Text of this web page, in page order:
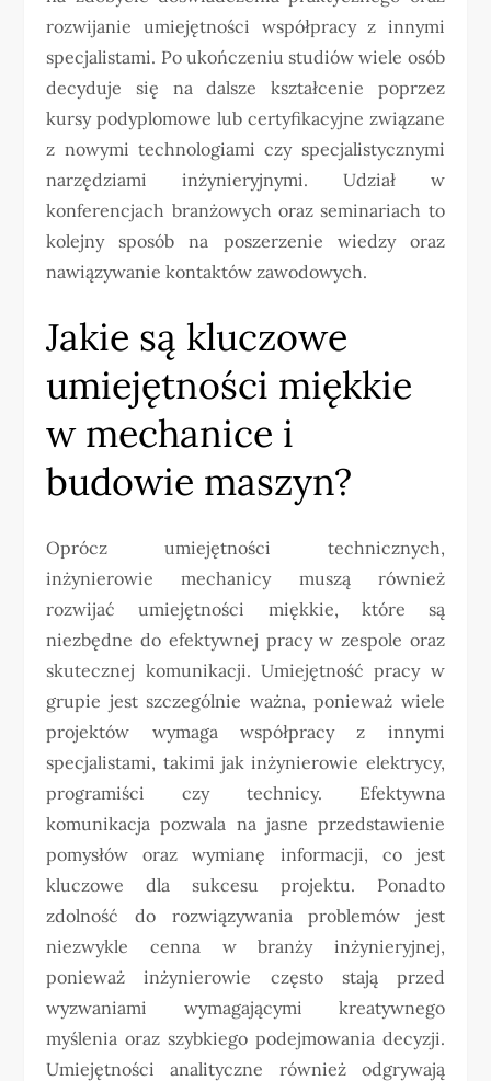
rozwijanie umiejętności współpracy z innymi
specjalistami. Po ukończeniu studiów wiele osób
decyduje się na dalsze kształcenie poprzez
kursy podyplomowe lub certyfikacyjne związane
z nowymi technologiami czy specjalistycznymi
narzędziami inżynieryjnymi. Udział w
konferencjach branżowych oraz seminariach to
kolejny sposób na poszerzenie wiedzy oraz
nawiązywanie kontaktów zawodowych.
Jakie są kluczowe
umiejętności miękkie
w mechanice i
budowie maszyn?
Oprócz umiejętności technicznych,
inżynierowie mechanicy muszą również
rozwijać umiejętności miękkie, które są
niezbędne do efektywnej pracy w zespole oraz
skutecznej komunikacji. Umiejętność pracy w
grupie jest szczególnie ważna, ponieważ wiele
projektów wymaga współpracy z innymi
specjalistami, takimi jak inżynierowie elektrycy,
programiści czy technicy. Efektywna
komunikacja pozwala na jasne przedstawienie
pomysłów oraz wymianę informacji, co jest
kluczowe dla sukcesu projektu. Ponadto
zdolność do rozwiązywania problemów jest
niezwykle cenna w branży inżynieryjnej,
ponieważ inżynierowie często stają przed
wyzwaniami wymagającymi kreatywnego
myślenia oraz szybkiego podejmowania decyzji.
Umiejętności analityczne również odgrywają